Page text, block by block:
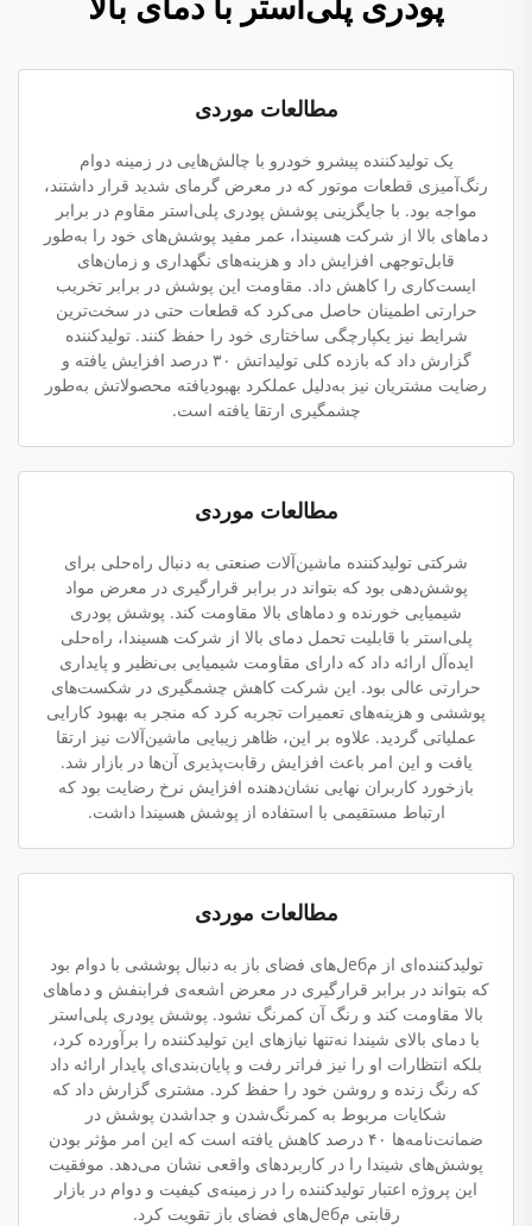
مطالعات موردی
یک تولیدکننده پیشرو خودرو با چالش‌هایی در زمینه دوام
رنگ‌آمیزی قطعات موتور که در معرض گرمای شدید قرار داشتند،
مواجه بود. با جایگزینی پوشش پودری پلی‌استر مقاوم در برابر
دماهای بالا از شرکت هسیندا، عمر مفید پوشش‌های خود را به‌طور
قابل‌توجهی افزایش داد و هزینه‌های نگهداری و زمان‌های
ایست‌کاری را کاهش داد. مقاومت این پوشش در برابر تخریب
حرارتی اطمینان حاصل می‌کرد که قطعات حتی در سخت‌ترین
شرایط نیز یکپارچگی ساختاری خود را حفظ کنند. تولیدکننده
گزارش داد که بازده کلی تولیداتش ۳۰ درصد افزایش یافته و
رضایت مشتریان نیز به‌دلیل عملکرد بهبودیافته محصولاتش به‌طور
چشمگیری ارتقا یافته است.
مطالعات موردی
شرکتی تولیدکننده ماشین‌آلات صنعتی به دنبال راه‌حلی برای
پوشش‌دهی بود که بتواند در برابر قرارگیری در معرض مواد
شیمیایی خورنده و دماهای بالا مقاومت کند. پوشش پودری
پلی‌استر با قابلیت تحمل دمای بالا از شرکت هسیندا، راه‌حلی
ایده‌آل ارائه داد که دارای مقاومت شیمیایی بی‌نظیر و پایداری
حرارتی عالی بود. این شرکت کاهش چشمگیری در شکست‌های
پوششی و هزینه‌های تعمیرات تجربه کرد که منجر به بهبود کارایی
عملیاتی گردید. علاوه بر این، ظاهر زیبایی ماشین‌آلات نیز ارتقا
یافت و این امر باعث افزایش رقابت‌پذیری آن‌ها در بازار شد.
بازخورد کاربران نهایی نشان‌دهنده افزایش نرخ رضایت بود که
ارتباط مستقیمی با استفاده از پوشش هسیندا داشت.
مطالعات موردی
تولیدکننده‌ای از مебل‌های فضای باز به دنبال پوششی با دوام بود
که بتواند در برابر قرارگیری در معرض اشعه‌ی فرابنفش و دماهای
بالا مقاومت کند و رنگ آن کمرنگ نشود. پوشش پودری پلی‌استر
با دمای بالای شیندا نه‌تنها نیازهای این تولیدکننده را برآورده کرد،
بلکه انتظارات او را نیز فراتر رفت و پایان‌بندی‌ای پایدار ارائه داد
که رنگ زنده و روشن خود را حفظ کرد. مشتری گزارش داد که
شکایات مربوط به کمرنگ‌شدن و جداشدن پوشش در
ضمانت‌نامه‌ها ۴۰ درصد کاهش یافته است که این امر مؤثر بودن
پوشش‌های شیندا را در کاربردهای واقعی نشان می‌دهد. موفقیت
این پروژه اعتبار تولیدکننده را در زمینه‌ی کیفیت و دوام در بازار
رقابتی مебل‌های فضای باز تقویت کرد.